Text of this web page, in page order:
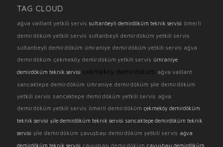
TAG CLOUD
ağva vaillant yetkili servis sultanbeyli demirdöküm teknik servisi ömerli
demirdöküm yetkili servis sultanbeyli demirdöküm yetkili servis
sultanbeyli demirdöküm ümraniye demirdöküm yetkili servis ağva
demirdöküm çekmeköy demirdöküm yetkili servis ümraniye
demirdöküm teknik servisi çekmeköy demirdöküm ağva vaillant
sancaktepe demirdöküm ümraniye demirdöküm şile demirdöküm
yetkili servis sancaktepe demirdöküm yetkili servis ağva
demirdöküm yetkili servis ömerli demirdöküm çekmeköy demirdöküm
teknik servisi şile demirdöküm teknik servisi sancaktepe demirdöküm teknik
servisi şile demirdöküm çavuşbaşı demirdöküm yetkili servis ağva
demirdöküm teknik servisi çavuşbaşı demirdöküm çavuşbaşı demirdöküm